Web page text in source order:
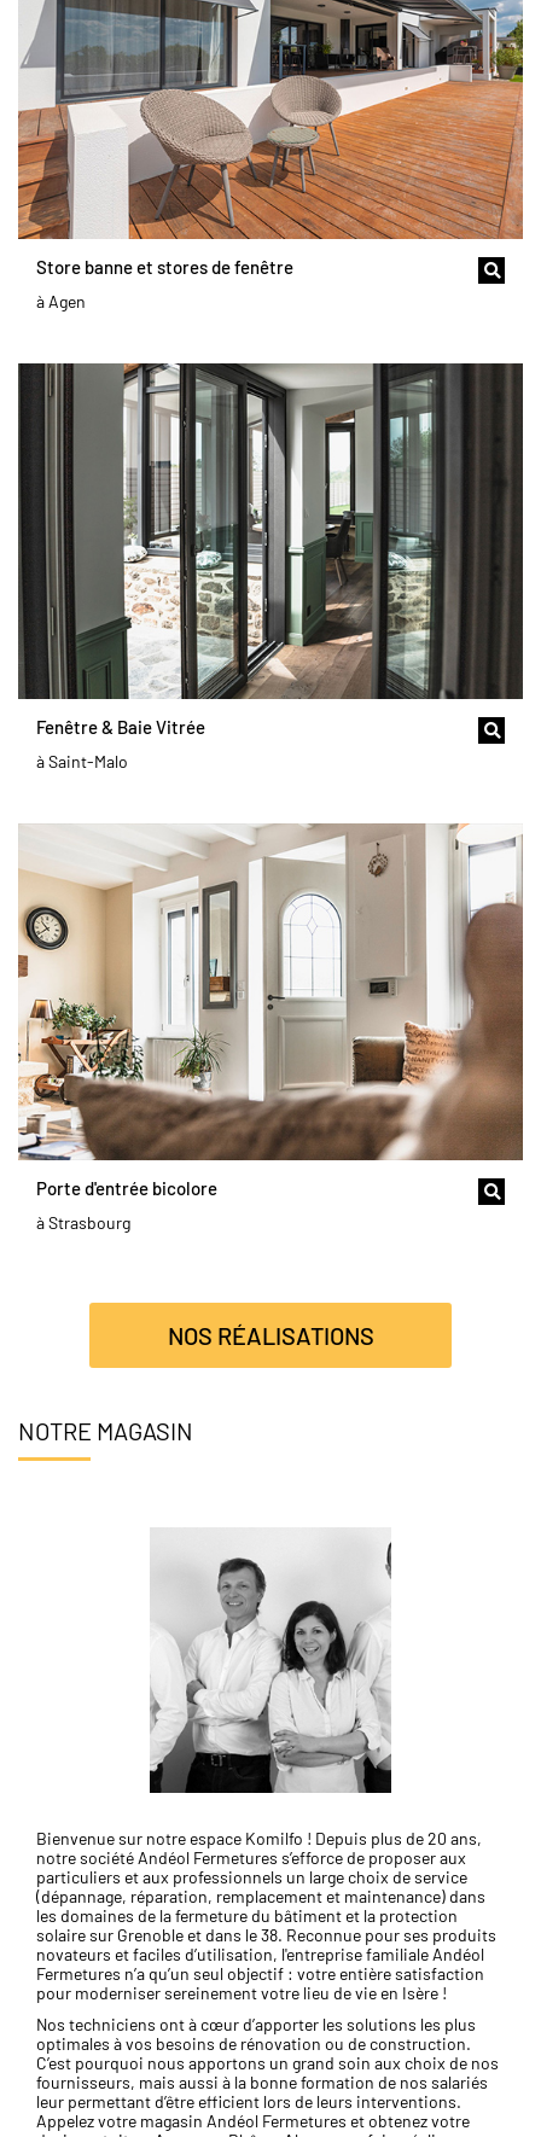
Store banne et stores de fenêtre
à Agen
Fenêtre & Baie Vitrée
à Saint-Malo
Porte d'entrée bicolore
à Strasbourg
NOS RÉALISATIONS
NOTRE MAGASIN
Bienvenue sur notre espace Komilfo ! Depuis plus de 20 ans,
notre société Andéol Fermetures s’efforce de proposer aux
particuliers et aux professionnels un large choix de service
(dépannage, réparation, remplacement et maintenance) dans
les domaines de la fermeture du bâtiment et la protection
solaire sur Grenoble et dans le 38. Reconnue pour ses produits
novateurs et faciles d’utilisation, l'entreprise familiale Andéol
Fermetures n’a qu’un seul objectif : votre entière satisfaction
pour moderniser sereinement votre lieu de vie en Isère !
Nos techniciens ont à cœur d’apporter les solutions les plus
optimales à vos besoins de rénovation ou de construction.
C’est pourquoi nous apportons un grand soin aux choix de nos
fournisseurs, mais aussi à la bonne formation de nos salariés
leur permettant d’être efficient lors de leurs interventions.
Appelez votre magasin Andéol Fermetures et obtenez votre